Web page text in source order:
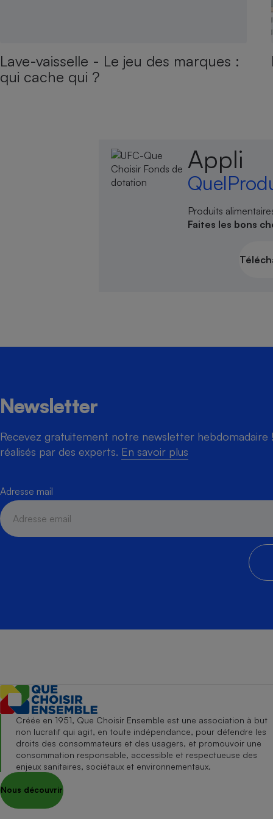
Lave-vaisselle - Le jeu des marques :
qui cache qui ?
Appli
Produits
Faites les bons
Newsletter
Recevez gratuitement notre newsletter hebdomadaire
réalisés par des experts. En savoir plus
Adresse mail
Créée en 1951, Que Choisir Ensemble est une association à but
non lucratif qui agit, en toute indépendance, pour défendre les
droits des consommateurs et des usagers, et promouvoir une
consommation responsable, accessible et respectueuse des
enjeux sanitaires, sociétaux et environnementaux.
Nous découvrir